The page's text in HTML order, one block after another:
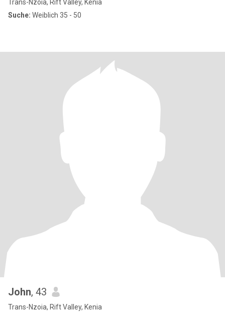
Trans-Nzoia, Rift Valley, Kenia
Suche: Weiblich 35 - 50
John, 43
Trans-Nzoia, Rift Valley, Kenia